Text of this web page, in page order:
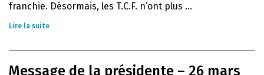
franchie. Désormais, les T.C.F. n’ont plus ...
Lire la suite
Message de la présidente – 26 mars